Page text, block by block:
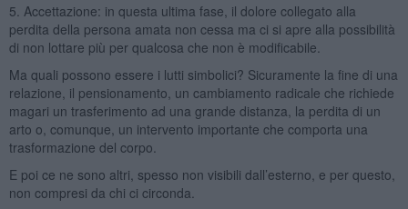
5. Accettazione: in questa ultima fase, il dolore collegato alla
perdita della persona amata non cessa ma ci si apre alla possibilità
di non lottare più per qualcosa che non è modificabile.
Ma quali possono essere i lutti simbolici? Sicuramente la fine di una
relazione, il pensionamento, un cambiamento radicale che richiede
magari un trasferimento ad una grande distanza, la perdita di un
arto o, comunque, un intervento importante che comporta una
trasformazione del corpo.
E poi ce ne sono altri, spesso non visibili dall’esterno, e per questo,
non compresi da chi ci circonda.